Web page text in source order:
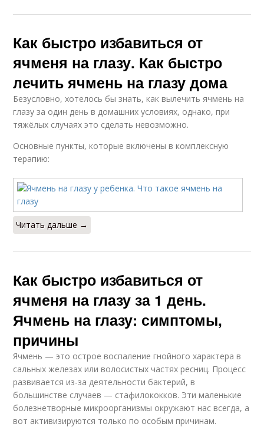
Как быстро избавиться от
ячменя на глазу. Как быстро
лечить ячмень на глазу дома
Безусловно, хотелось бы знать, как вылечить ячмень на
глазу за один день в домашних условиях, однако, при
тяжёлых случаях это сделать невозможно.
Основные пункты, которые включены в комплексную
терапию:
Читать дальше →
Как быстро избавиться от
ячменя на глазу за 1 день.
Ячмень на глазу: симптомы,
причины
Ячмень — это острое воспаление гнойного характера в
сальных железах или волосистых частях ресниц. Процесс
развивается из-за деятельности бактерий, в
большинстве случаев — стафилококков. Эти маленькие
болезнетворные микроорганизмы окружают нас всегда, а
вот активизируются только по особым причинам.